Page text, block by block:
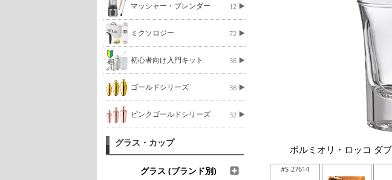
マッシャー・ブレンダー 12
ミクソロジー 72
初心者向け入門キット 36
ゴールドシリーズ 36
ピンクゴールドシリーズ 32
グラス・カップ
グラス (ブランド別)
ボルミオリ・ロッコ ダ
#S-27614